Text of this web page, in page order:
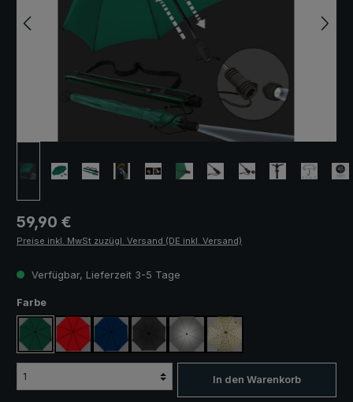
Regulärer Preis:
59,90 €
Preise inkl. MwSt zuzügl. Versand (DE inkl. Versand)
Verfügbar, Lieferzeit 3-5 Tage
Farbeauswählen
dunkelgrün
rot marineblauschwarzsilber, UV-Schutz 50+
camouflage
In den Warenkorb